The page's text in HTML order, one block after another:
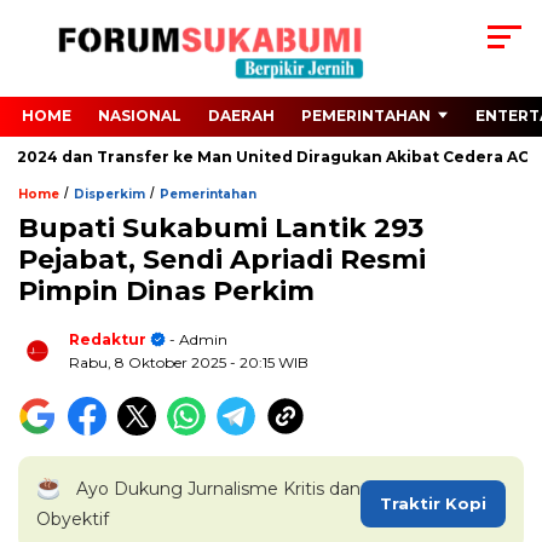
HOME NASIONAL DAERAH PEMERINTAHAN
dan Transfer ke Man United Diragukan Akibat Cedera ACL
Home / Disperkim / Pemerintahan
Bupati Sukabumi Lantik 293
Pejabat, Sendi Apriadi Resmi
Pimpin Dinas Perkim
Redaktur
- Admin
Rabu, 8 Oktober 2025 - 20:15 WIB
Ayo Dukung Jurnalisme Kritis dan
Obyektif
Traktir Kopi